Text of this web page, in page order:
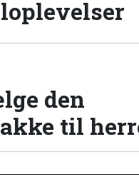
den
til